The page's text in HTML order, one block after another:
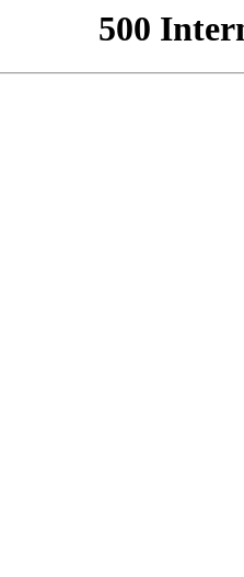
500